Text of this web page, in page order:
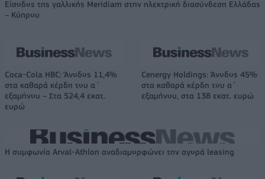
Είσοδος της γαλλικής Meridiam στην ηλεκτρική διασύνδεση Ελλάδας
– Κύπρου
Coca-Cola HBC: Άνοδος 11,4%
στα καθαρά κέρδη του α΄
εξαμήνου – Στα 524,4 εκατ.
ευρώ
Cenergy Holdings: Άνοδος 45%
στα καθαρά κέρδη του α΄
εξαμήνου, στα 138 εκατ. ευρώ
Η συμφωνία Arval-Athlon αναδιαμορφώνει την αγορά leasing